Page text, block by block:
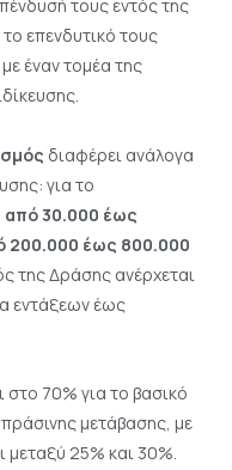
τους εντός της
επενδυτικό τους
έναν τομέα της
διαφέρει ανάλογα
για το
από 30.000 έως
200.000 έως 800.000
της Δράσης ανέρχεται
εντάξεων έως
70% για το βασικό
μετάβασης, με
μεταξύ 25% και 30%.